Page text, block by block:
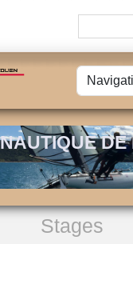
DE
Stages
de 4 à 6 ans
des cookies